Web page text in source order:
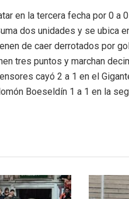
en la tercera fecha por 0 a
dos unidades y se ubica
de caer derrotados por
tres puntos y marchan
cayó 2 a 1 en el
Boeseldín 1 a 1 en la